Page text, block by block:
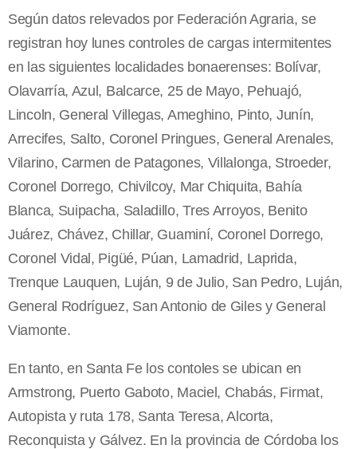
Según datos relevados por Federación Agraria, se
registran hoy lunes controles de cargas intermitentes
en las siguientes localidades bonaerenses: Bolívar,
Olavarría, Azul, Balcarce, 25 de Mayo, Pehuajó,
Lincoln, General Villegas, Ameghino, Pinto, Junín,
Arrecifes, Salto, Coronel Pringues, General Arenales,
Vilarino, Carmen de Patagones, Villalonga, Stroeder,
Coronel Dorrego, Chivilcoy, Mar Chiquita, Bahía
Blanca, Suipacha, Saladillo, Tres Arroyos, Benito
Juárez, Chávez, Chillar, Guaminí, Coronel Dorrego,
Coronel Vidal, Pigüé, Púan, Lamadrid, Laprida,
Trenque Lauquen, Luján, 9 de Julio, San Pedro, Luján,
General Rodríguez, San Antonio de Giles y General
Viamonte.
En tanto, en Santa Fe los contoles se ubican en
Armstrong, Puerto Gaboto, Maciel, Chabás, Firmat,
Autopista y ruta 178, Santa Teresa, Alcorta,
Reconquista y Gálvez. En la provincia de Córdoba los